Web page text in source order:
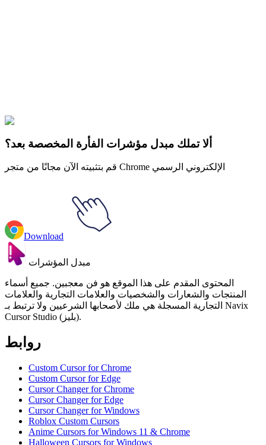
الأكاديمية الأبطال
Midoriya & Glove
ألا تملك مبدل مؤشرات الفأرة المخصصة بعد؟
قم بتثبيته الآن مجانًا من متجر Chrome الإلكتروني الرسمي
Download
مبدل المؤشرات
المحتوى المقدم على هذا الموقع هو فن معجبين. جميع أسماء
المنتجات والشعارات والشخصيات والعلامات التجارية والعلامات
التجارية المسجلة هي ملك لأصحابها الشرعيين ولا ترتبط بـ Navix
Cursor Studio (بليز).
روابط
Custom Cursor for Chrome
Custom Cursor for Edge
Cursor Changer for Chrome
Cursor Changer for Edge
Cursor Changer for Windows
Roblox Custom Cursors
Anime Cursors for Windows 11 & Chrome
Halloween Cursors for Windows